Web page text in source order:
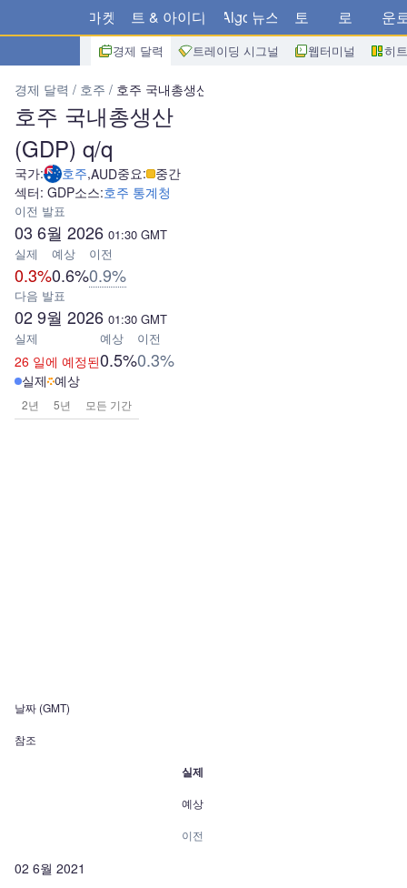
마켓 차트 & 아이디어 Algo 뉴스 스토어 브로커 다운
경제 달력 트레이딩 시그널 웹터미널 히
경제 달력 호주 호주 국내총생산(GDP) q/q
호주 국내총생산
(GDP) q/q
국가: 호주,AUD중요: 중간
섹터: GDP소스:호주 통계청
이전 발표
03 6월 2026 01:30 GMT
실제
0.3%
예상
0.6%
이전
0.9%
다음 발표
02 9월 2026 01:30 GMT
실제
26 일에 예정된
예상
0.5%
이전
0.3%
실제 예상
2년 5년 모든 기간
날짜 (GMT)
참조
실제
예상
이전
02 6월 2021